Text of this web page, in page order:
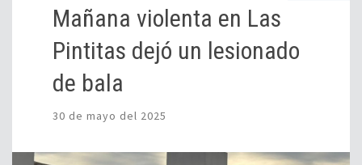
Mañana violenta en Las
Pintitas dejó un lesionado
de bala
30 de mayo del 2025